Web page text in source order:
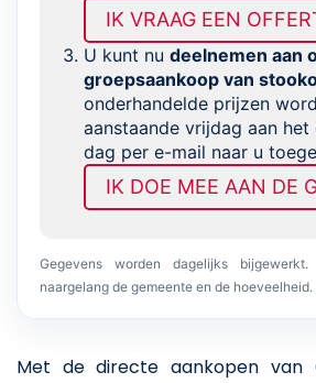
IK VRAAG EEN
U kunt nu deelnemen aan
groepsaankoop van
onderhandelde prijzen
aanstaande vrijdag aan het
dag per e-mail naar u
IK DOE MEE AAN DE
Gegevens worden dagelijks
naargelang de gemeente en de hoeveelheid.
Met de directe aankopen van